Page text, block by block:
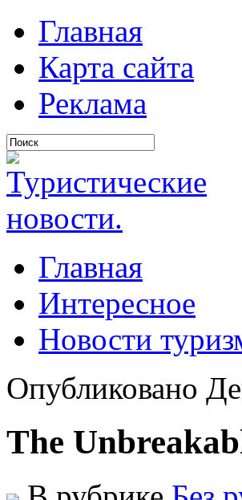
Главная
Карта сайта
Реклама
Главная
Интересное
Новости
Опубликовано
The